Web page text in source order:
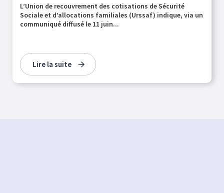
L’Union de recouvrement des cotisations de Sécurité
Sociale et d’allocations familiales (Urssaf) indique, via un
communiqué diffusé le 11 juin...
Lire la suite